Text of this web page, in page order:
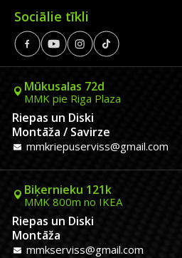
Sociālie tīkli
Mūkusalas 72d
MMK pie Riga Plaza
Riepas un Diski
Montāža / Savirze
mmkriepuserviss@gmail.com
Biķernieku 121k
MMK 800m no IKEA
Riepas un Diski
Montāža
mmkserviss@gmail.com